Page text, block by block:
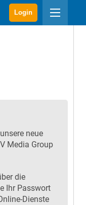
Login
neue
Media Group
die
Ihr Passwort
Dienste